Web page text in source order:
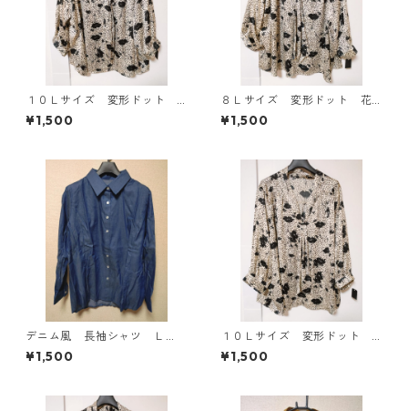
１０Ｌサイズ 変形ドット
花柄 ボウタイブラウス オ
フホワイト KAE-4778
¥1,500
８Ｌサイズ 変形ドット 花
柄 ボウタイブラウス オフ
ホワイト KAE-4770
¥1,500
デニム風 長袖シャツ Ｌ
Ｌ ブルー KAE-4801
¥1,500
１０Ｌサイズ 変形ドット
花柄 ボウタイブラウス オ
フホワイト KAE-4771
¥1,500